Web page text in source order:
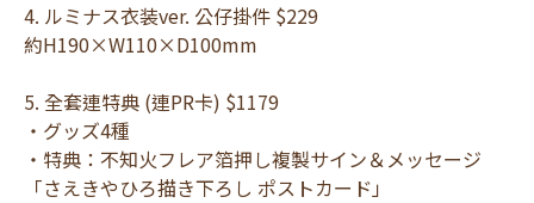
4. ルミナス衣装ver. 公仔掛件 $229
約H190×W110×D100mm
5. 全套連特典 (連PR卡) $1179
・グッズ4種
・特典：不知火フレア箔押し複製サイン＆メッセージ
「さえきやひろ描き下ろし ポストカード」